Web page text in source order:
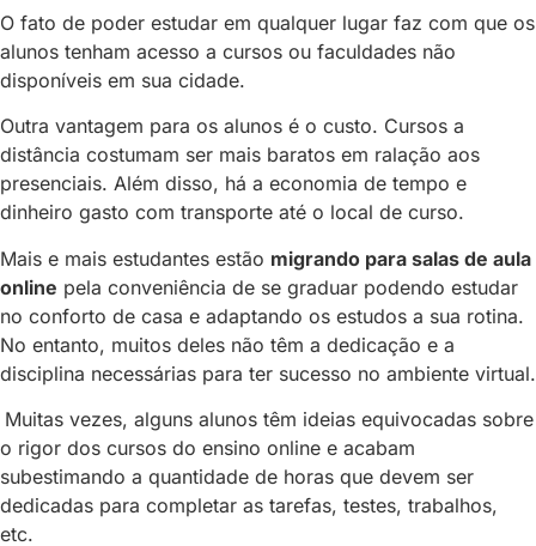
O fato de poder estudar em qualquer lugar faz com que os
alunos tenham acesso a cursos ou faculdades não
disponíveis em sua cidade.
Outra vantagem para os alunos é o custo. Cursos a
distância costumam ser mais baratos em ralação aos
presenciais. Além disso, há a economia de tempo e
dinheiro gasto com transporte até o local de curso.
Mais e mais estudantes estão migrando para salas de aula
online pela conveniência de se graduar podendo estudar
no conforto de casa e adaptando os estudos a sua rotina.
No entanto, muitos deles não têm a dedicação e a
disciplina necessárias para ter sucesso no ambiente virtual.
Muitas vezes, alguns alunos têm ideias equivocadas sobre
o rigor dos cursos do ensino online e acabam
subestimando a quantidade de horas que devem ser
dedicadas para completar as tarefas, testes, trabalhos,
etc.